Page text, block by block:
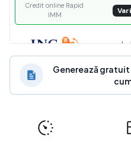
Generează